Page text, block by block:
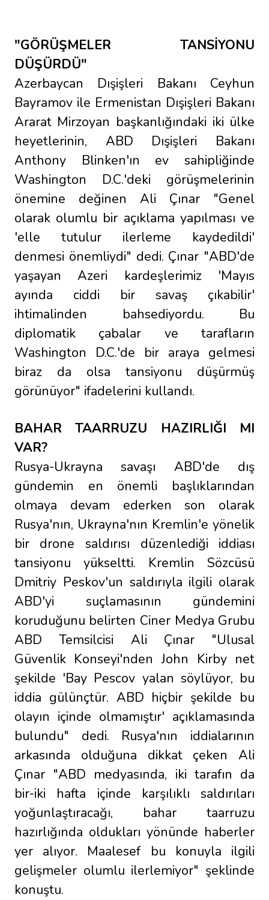
"GÖRÜŞMELER TANSİYONU
DÜŞÜRDÜ"
Azerbaycan Dışişleri Bakanı Ceyhun
Bayramov ile Ermenistan Dışişleri Bakanı
Ararat Mirzoyan başkanlığındaki iki ülke
heyetlerinin, ABD Dışişleri Bakanı
Anthony Blinken'ın ev sahipliğinde
Washington D.C.'deki görüşmelerinin
önemine değinen Ali Çınar "Genel
olarak olumlu bir açıklama yapılması ve
'elle tutulur ilerleme kaydedildi'
denmesi önemliydi" dedi. Çınar "ABD'de
yaşayan Azeri kardeşlerimiz 'Mayıs
ayında ciddi bir savaş çıkabilir'
ihtimalinden bahsediyordu. Bu
diplomatik çabalar ve tarafların
Washington D.C.'de bir araya gelmesi
biraz da olsa tansiyonu düşürmüş
görünüyor" ifadelerini kullandı.
BAHAR TAARRUZU HAZIRLIĞI MI
VAR?
Rusya-Ukrayna savaşı ABD'de dış
gündemin en önemli başlıklarından
olmaya devam ederken son olarak
Rusya'nın, Ukrayna'nın Kremlin'e yönelik
bir drone saldırısı düzenlediği iddiası
tansiyonu yükseltti. Kremlin Sözcüsü
Dmitriy Peskov'un saldırıyla ilgili olarak
ABD'yi suçlamasının gündemini
koruduğunu belirten Ciner Medya Grubu
ABD Temsilcisi Ali Çınar "Ulusal
Güvenlik Konseyi'nden John Kirby net
şekilde 'Bay Pescov yalan söylüyor, bu
iddia gülünçtür. ABD hiçbir şekilde bu
olayın içinde olmamıştır' açıklamasında
bulundu" dedi. Rusya'nın iddialarının
arkasında olduğuna dikkat çeken Ali
Çınar "ABD medyasında, iki tarafın da
bir-iki hafta içinde karşılıklı saldırıları
yoğunlaştıracağı, bahar taarruzu
hazırlığında oldukları yönünde haberler
yer alıyor. Maalesef bu konuyla ilgili
gelişmeler olumlu ilerlemiyor" şeklinde
konuştu.